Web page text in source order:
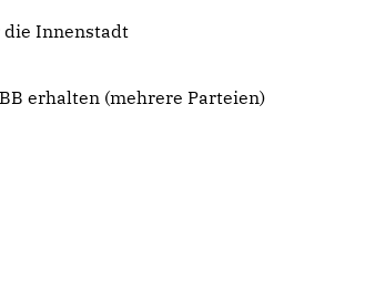
die Innenstadt
erhalten (mehrere Parteien)